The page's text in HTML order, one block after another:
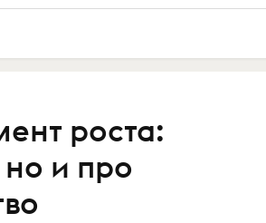
роста:
но и про